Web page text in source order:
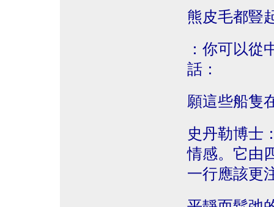
熊皮毛都豎
：你可以從
話：
願這些船隻
史丹勒博士
情感。它由
一行應該更